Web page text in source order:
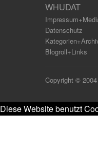
WHUDAT
Datenschutz
Blogroll+Links
Copyright ©
Diese Website benutzt